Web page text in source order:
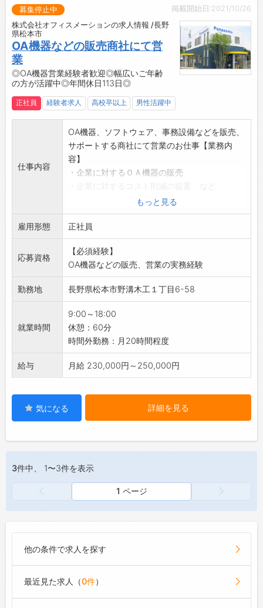
・医療事務や金融関係、労務管理、経理、FP等
のご経験を活かして活躍している方もいらっし
・業種は違えど、専門知識が役に立つお仕事に
・もちろん、経験者の方のご応募もお待ちして
・M&A/事業承継のサポート経験や興味がある
方もご応募ください。
【社内環境】
・会計事務所となると堅いイメージがあるかも
しれませんが、わきあいあいとした働きやすい
環境です。
出来、働きやすい職場環境が整っております。
・残業については原則最大20時迄となります。
（お客様都合で例外もあります）
【研修】
・OJTを通し専門知識、スキルの習得を目指し
て頂きます。
・外部研修も積極的に行っております。
・日々の勉強や資格取得への挑戦など、向上心
掲載開始日:2021/10/26
募集停止中
株式会社オフィスメーションの求人情報 /長野
県松本市
OA機器などの販売商社にて営
業
◎OA機器営業経験者歓迎◎幅広いご年齢
の方が活躍中◎年間休日113日◎
正社員 経験者求人 高校卒以上 男性活躍中
仕事内容
OA機器、ソフトウェア、事務設備などを販売、
サポートする商社にて営業のお仕事【業務内
容】
・企業に対するＯＡ機器の販売
※社用車を使用して営業を行って頂きます。
もっと見る
雇用形態 正社員
応募資格
【必須経験】
OA機器などの販売、営業の実務経験
勤務地 長野県松本市野溝木工１丁目6-58
就業時間
9:00～18:00
休憩：60分
時間外勤務：月20時間程度
給与 月給 230,000円～250,000円
気になる 詳細を見る
3件中、 1〜3件を表示
1 ページ
他の条件で求人を探す
最近見た求人（0件）